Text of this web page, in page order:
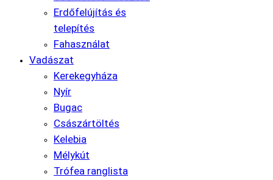
Erdőfelújítás és
telepítés
Fahasználat
Vadászat
Kerekegyháza
Nyír
Bugac
Császártöltés
Kelebia
Mélykút
Trófea ranglista